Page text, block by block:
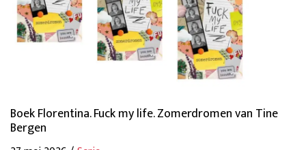
Boek Florentina. Fuck my life. Zomerdromen van Tine
Bergen